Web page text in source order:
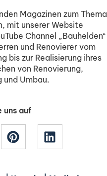
Magazinen zum Thema
mit unserer Website
Channel „Bauhelden“
und Renovierer vom
bis zur Realisierung ihres
von Renovierung,
und Umbau.
uns auf